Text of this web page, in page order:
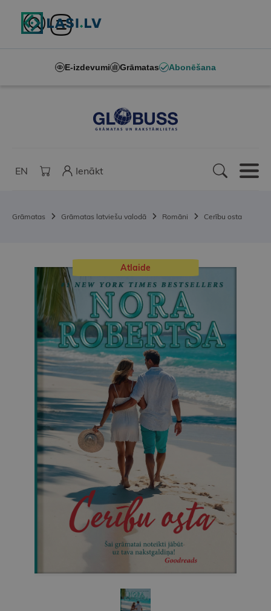
E-izdevumi Grāmatas Abonēšana
EN Ienākt
Grāmatas Grāmatas latviešu valodā Romāni Cerību osta
Atlaide